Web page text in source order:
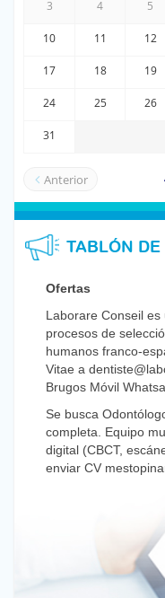
TABLÓN
Ofertas
Laborare Conseil
procesos de
humanos franco-
Vitae a
Brugos Móvil
Se busca
completa. Equipo
digital (CBCT,
enviar CV
al mes, con
Interesado/a llamar
Se busca
Jornadas a